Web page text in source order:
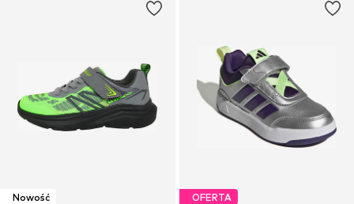
Nowość OFERTA